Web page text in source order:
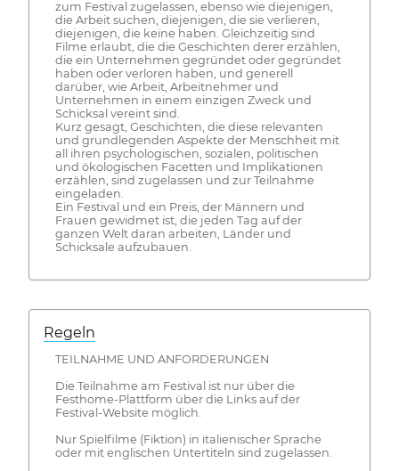
zum Festival zugelassen, ebenso wie diejenigen,
die Arbeit suchen, diejenigen, die sie verlieren,
diejenigen, die keine haben. Gleichzeitig sind
Filme erlaubt, die die Geschichten derer erzählen,
die ein Unternehmen gegründet oder gegründet
haben oder verloren haben, und generell
darüber, wie Arbeit, Arbeitnehmer und
Unternehmen in einem einzigen Zweck und
Schicksal vereint sind.
Kurz gesagt, Geschichten, die diese relevanten
und grundlegenden Aspekte der Menschheit mit
all ihren psychologischen, sozialen, politischen
und ökologischen Facetten und Implikationen
erzählen, sind zugelassen und zur Teilnahme
eingeladen.
Ein Festival und ein Preis, der Männern und
Frauen gewidmet ist, die jeden Tag auf der
ganzen Welt daran arbeiten, Länder und
Schicksale aufzubauen.
Regeln
TEILNAHME UND ANFORDERUNGEN
Die Teilnahme am Festival ist nur über die
Festhome-Plattform über die Links auf der
Festival-Website möglich.
Nur Spielfilme (Fiktion) in italienischer Sprache
oder mit englischen Untertiteln sind zugelassen.